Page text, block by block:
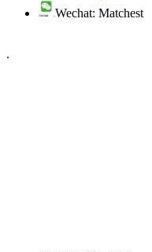
Wechat: Matchest
.